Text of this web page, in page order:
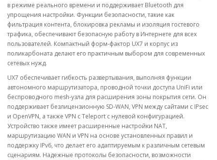
в режиме реального времени и поддерживает Bluetooth для
упрощения настройки. Функции безопасности, такие как
фильтрация контента, блокировка рекламы и изоляция гостевого
трафика, обеспечивают безопасную работу в Интернете для всех
пользователей. Компактный форм-фактор UX7 и корпус из
поликарбоната делают его практичным выбором для современных
сетевых нужд.
UX7 обеспечивает гибкость развертывания, выполняя функции
автономного маршрутизатора, проводной точки доступа UniFi или
беспроводного mesh-узла для расширения зоны покрытия сети. Он
поддерживает безлицензионную SD-WAN, VPN между сайтами с IPsec
и OpenVPN, а также VPN с Teleport с нулевой конфигурацией.
Устройство также имеет расширенные настройки NAT,
маршрутизацию WAN и VPN на основе установленных правил и
поддержку IPv6, что делает его адаптируемым к различным сетевым
сценариям. Надежные протоколы безопасности, возможности